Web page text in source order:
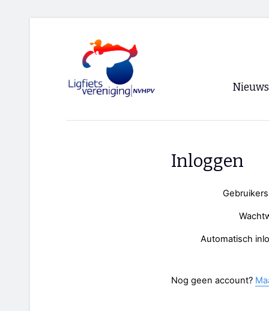
Nieuws
Inloggen
Automatisch
Nog geen account?